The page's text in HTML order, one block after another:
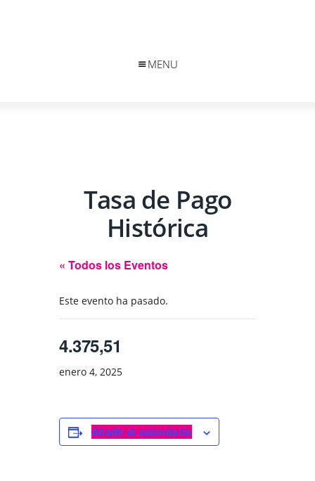
MENU
Tasa de Pago
Histórica
« Todos los Eventos
Este evento ha pasado.
4.375,51
enero 4, 2025
Añadir al calendario